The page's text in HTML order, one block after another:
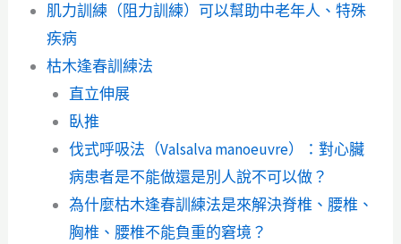
肌力訓練（阻力訓練）可以幫助中老年人、特殊
疾病
枯木逢春訓練法
直立伸展
臥推
伐式呼吸法（Valsalva manoeuvre）：對心臟
病患者是不能做還是別人說不可以做？
為什麼枯木逢春訓練法是來解決脊椎、腰椎、
胸椎、腰椎不能負重的窘境？